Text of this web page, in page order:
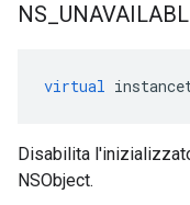
NS
virtual
Disabilita
NSObject.